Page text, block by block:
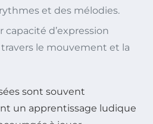
et des mélodies.
capacité d’expression
le mouvement et la
sont souvent
un apprentissage ludique